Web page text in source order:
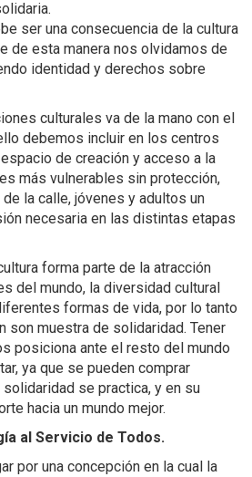
ser una consecuencia de la cultura
de esta manera nos olvidamos de
identidad y derechos sobre
culturales va de la mano con el
debemos incluir en los centros
de creación y acceso a la
más vulnerables sin protección,
la calle, jóvenes y adultos un
necesaria en las distintas etapas
forma parte de la atracción
del mundo, la diversidad cultural
formas de vida, por lo tanto
son muestra de solidaridad. Tener
posiciona ante el resto del mundo
ya que se pueden comprar
se practica, y en su
hacia un mundo mejor.
al Servicio de Todos.
por una concepción en la cual la